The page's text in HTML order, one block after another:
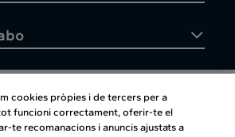
al client
cookies pròpies i de tercers per a
funcioni correctament, oferir-te el
te recomanacions i anuncis ajustats a